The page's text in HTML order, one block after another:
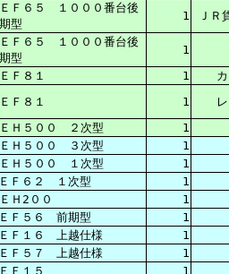
ＥＦ６５ １０００番台後
期型
1 ＪＲ
ＥＦ６５ １０００番台後
期型
1
ＥＦ８１ 1
ＥＦ８１ 1
ＥＨ５００ ２次型 1
ＥＨ５００ ３次型 1
ＥＨ５００ １次型 1
ＥＦ６２ １次型 1
ＥＨ2００ 1
ＥＦ５６ 前期型 1
ＥＦ１６ 上越仕様 1
ＥＦ５７ 上越仕様 1
ＥＦ１５ 1